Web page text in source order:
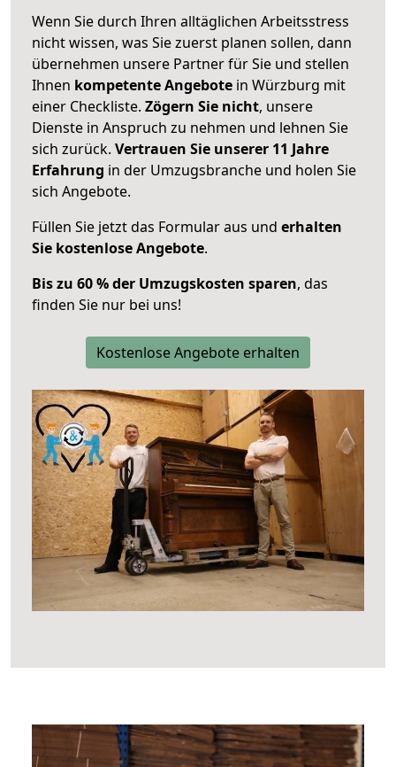
Wenn Sie durch Ihren alltäglichen Arbeitsstress
nicht wissen, was Sie zuerst planen sollen, dann
übernehmen unsere Partner für Sie und stellen
Ihnen kompetente Angebote in Würzburg mit
einer Checkliste. Zögern Sie nicht, unsere
Dienste in Anspruch zu nehmen und lehnen Sie
sich zurück. Vertrauen Sie unserer 11 Jahre
Erfahrung in der Umzugsbranche und holen Sie
sich Angebote.
Füllen Sie jetzt das Formular aus und erhalten
Sie kostenlose Angebote.
Bis zu 60 % der Umzugskosten sparen, das
finden Sie nur bei uns!
Kostenlose Angebote erhalten